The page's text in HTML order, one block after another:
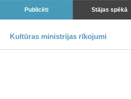
Publicēti Stājas spēkā
Kultūras ministrijas rīkojumi